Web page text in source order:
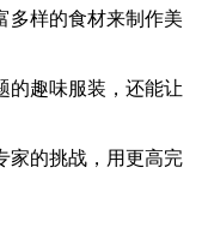
多样的食材来制作美
的趣味服装，还能让
家的挑战，用更高完